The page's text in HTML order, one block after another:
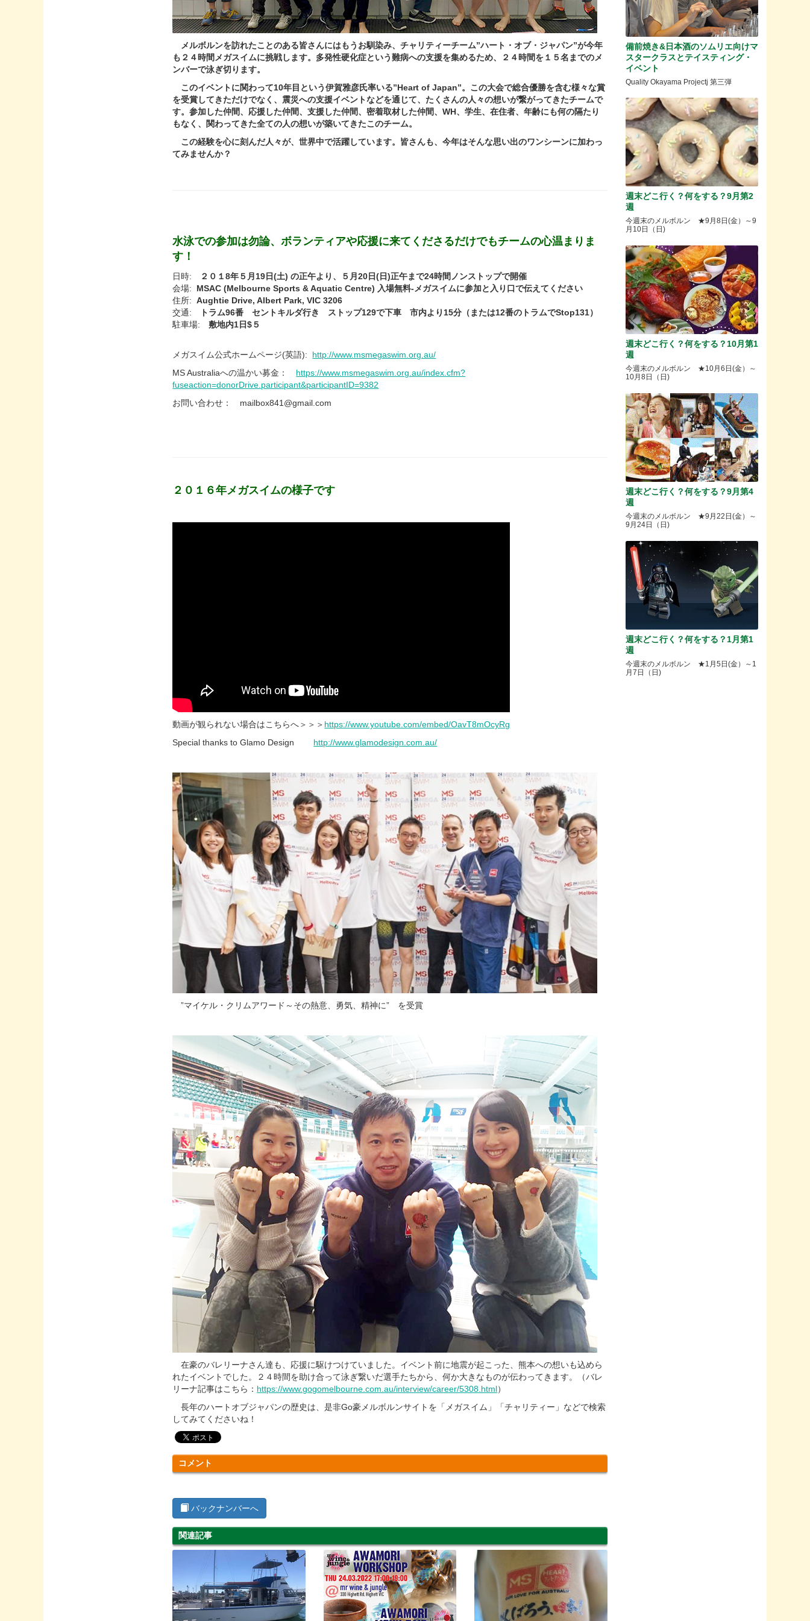
メルボルンを訪れたことのある皆さんにはもうお馴染み、チャリティーチーム”ハート・オブ・ジャパン”が今年
も２４時間メガスイムに挑戦します。多発性硬化症という難病への支援を集めるため、２４時間を１５名までのメ
ンバーで泳ぎ切ります。
このイベントに関わって10年目という伊賀雅彦氏率いる”Heart of Japan”。この大会で総合優勝を含む様々な賞
を受賞してきただけでなく、震災への支援イベントなどを通じて、たくさんの人々の想いが繋がってきたチームで
す。参加した仲間、応援した仲間、支援した仲間、密着取材した仲間、WH、学生、在住者、年齢にも何の隔たり
もなく、関わってきた全ての人の想いが築いてきたこのチーム。
この経験を心に刻んだ人々が、世界中で活躍しています。皆さんも、今年はそんな思い出のワンシーンに加わっ
てみませんか？
水泳での参加は勿論、ボランティアや応援に来てくださるだけでもチームの心温まりま
す！
日時:
２０１8年５月19日(土) の正午より、５月20日(日)正午まで24時間ノンストップで開催
会場: MSAC (Melbourne Sports & Aquatic Centre) 入場無料‐メガスイムに参加と入り口で伝えてください
住所:Aughtie Drive, Albert Park, VIC 3206
交通:
トラム96番 セントキルダ行き ストップ129で下車 市内より15分（または12番のトラムでStop131）
駐車場:敷地内1日$５
メガスイム公式ホームページ(英語): http://www.msmegaswim.org.au/
MS Australiaへの温かい募金： https://www.msmegaswim.org.au/index.cfm?
fuseaction=donorDrive.participant&participantID=9382
お問い合わせ： mailbox841@gmail.com
２０１６年メガスイムの様子です
動画が観られない場合はこちらへ＞＞＞ https://www.youtube.com/embed/OavT8mOcyRg
Special thanks to Glamo Design http://www.glamodesign.com.au/
”マイケル・クリムアワード～その熱意、勇気、精神に” を受賞
在豪のバレリーナさん達も、応援に駆けつけていました。イベント前に地震が起こった、熊本への想いも込めら
れたイベントでした。２４時間を助け合って泳ぎ繋いだ選手たちから、何か大きなものが伝わってきます。（バレ
リーナ記事はこちら： https://www.gogomelbourne.com.au/interview/career/5308.html）
長年のハートオブジャパンの歴史は、是非Go豪メルボルンサイトを「メガスイム」「チャリティー」などで検索
してみてくださいね！
コメント
バックナンバーへ
関連記事
備前焼き&日本酒のソムリエ向けマ
スタークラスとテイスティング・
イベント
Quality Okayama Projectj 第三弾
週末どこ行く？何をする？9月第2
週
今週末のメルボルン ★9月8日(金）～9
月10日（日)
週末どこ行く？何をする？10月第1
週
今週末のメルボルン ★10月6日(金）～
10月8日（日)
週末どこ行く？何をする？9月第4
週
今週末のメルボルン ★9月22日(金）～
9月24日（日)
週末どこ行く？何をする？1月第1
週
今週末のメルボルン ★1月5日(金）～1
月7日（日)